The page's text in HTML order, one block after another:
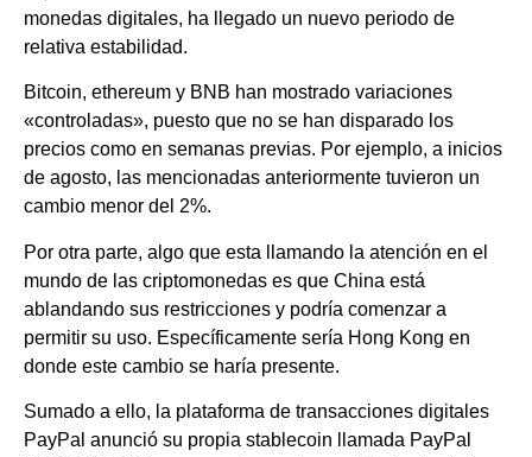
monedas digitales, ha llegado un nuevo periodo de
relativa estabilidad.
Bitcoin, ethereum y BNB han mostrado variaciones
«controladas», puesto que no se han disparado los
precios como en semanas previas. Por ejemplo, a inicios
de agosto, las mencionadas anteriormente tuvieron un
cambio menor del 2%.
Por otra parte, algo que esta llamando la atención en el
mundo de las criptomonedas es que China está
ablandando sus restricciones y podría comenzar a
permitir su uso. Específicamente sería Hong Kong en
donde este cambio se haría presente.
Sumado a ello, la plataforma de transacciones digitales
PayPal anunció su propia stablecoin llamada PayPal